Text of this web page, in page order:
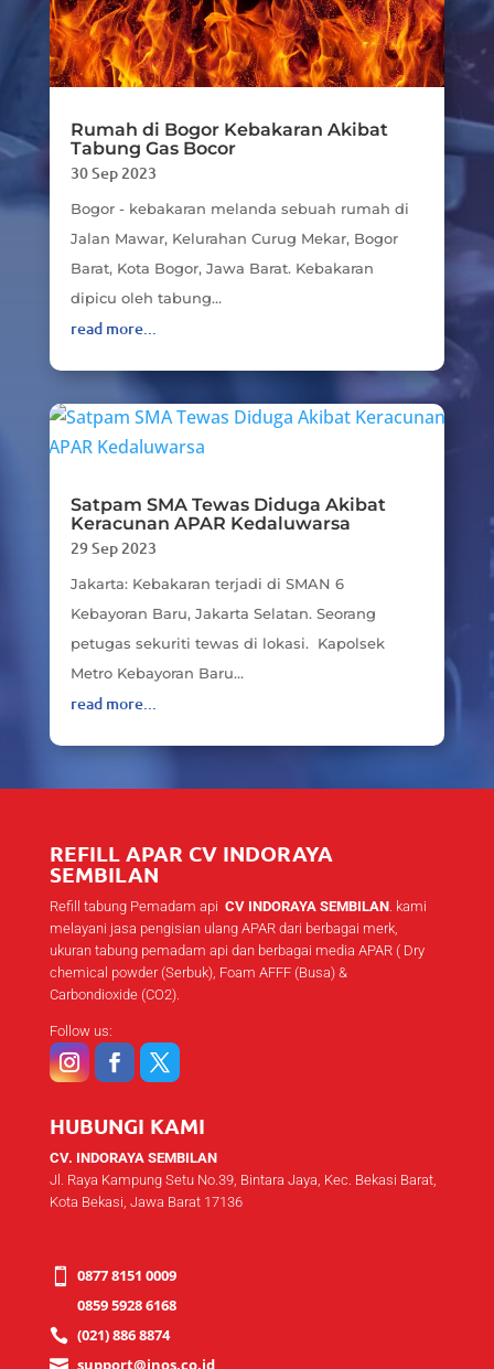
Rumah di Bogor Kebakaran Akibat
Tabung Gas Bocor
30 Sep 2023
Bogor - kebakaran melanda sebuah rumah di
Jalan Mawar, Kelurahan Curug Mekar, Bogor
Barat, Kota Bogor, Jawa Barat. Kebakaran
dipicu oleh tabung...
read more...
Satpam SMA Tewas Diduga Akibat
Keracunan APAR Kedaluwarsa
29 Sep 2023
Jakarta: Kebakaran terjadi di SMAN 6
Kebayoran Baru, Jakarta Selatan. Seorang
petugas sekuriti tewas di lokasi. Kapolsek
Metro Kebayoran Baru...
read more...
REFILL APAR CV INDORAYA
SEMBILAN
Refill tabung Pemadam api CV INDORAYA SEMBILAN. kami
melayani jasa pengisian ulang APAR dari berbagai merk,
ukuran tabung pemadam api dan berbagai media APAR ( Dry
chemical powder (Serbuk), Foam AFFF (Busa) &
Carbondioxide (CO2).
Follow us:
HUBUNGI KAMI
CV. INDORAYA SEMBILAN
Jl. Raya Kampung Setu No.39, Bintara Jaya, Kec. Bekasi Barat,
Kota Bekasi, Jawa Barat 17136

0877 8151 0009
0859 5928 6168
 (021) 886 8874
support@inos.co.id